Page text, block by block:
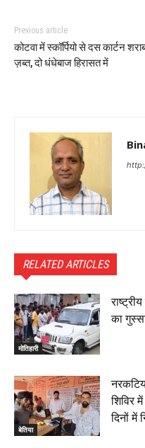
Previous article
कोटवा में स्कॉर्पियो से दस कार्टन
ज़ब्त, दो धंधेबाज हिरासत में
RELATED ARTICLES
मोतिहारी
का
बेतिया
शिविर
दिनों में